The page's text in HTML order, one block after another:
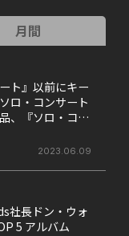
月間
ト』以前にキー
ロ・コンサート
、『ソロ・コン
2023.06.09
社長ドン・ウォ
5 アルバム